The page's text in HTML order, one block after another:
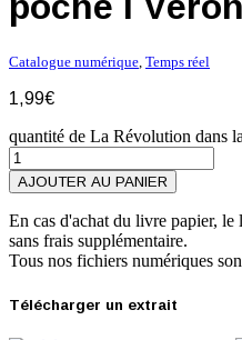
Catalogue numérique, Temps réel
1,99€
quantité de La Révolution dans
AJOUTER AU PANIER
En cas d'achat du livre papier, le
sans frais supplémentaire.
Tous nos fichiers numériques
Télécharger un extrait